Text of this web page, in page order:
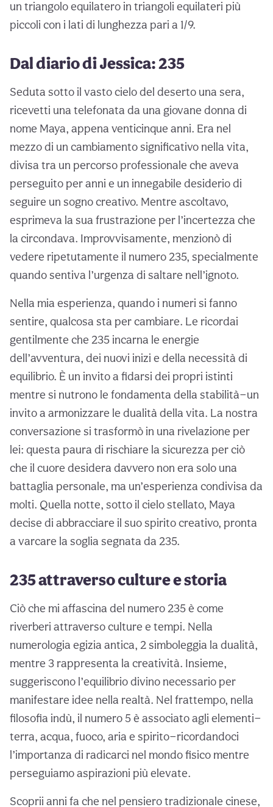
un triangolo equilatero in triangoli equilateri più
piccoli con i lati di lunghezza pari a 1/9.
Dal diario di Jessica: 235
Seduta sotto il vasto cielo del deserto una sera,
ricevetti una telefonata da una giovane donna di
nome Maya, appena venticinque anni. Era nel
mezzo di un cambiamento significativo nella vita,
divisa tra un percorso professionale che aveva
perseguito per anni e un innegabile desiderio di
seguire un sogno creativo. Mentre ascoltavo,
esprimeva la sua frustrazione per l’incertezza che
la circondava. Improvvisamente, menzionò di
vedere ripetutamente il numero 235, specialmente
quando sentiva l’urgenza di saltare nell’ignoto.
Nella mia esperienza, quando i numeri si fanno
sentire, qualcosa sta per cambiare. Le ricordai
gentilmente che 235 incarna le energie
dell’avventura, dei nuovi inizi e della necessità di
equilibrio. È un invito a fidarsi dei propri istinti
mentre si nutrono le fondamenta della stabilità—un
invito a armonizzare le dualità della vita. La nostra
conversazione si trasformò in una rivelazione per
lei: questa paura di rischiare la sicurezza per ciò
che il cuore desidera davvero non era solo una
battaglia personale, ma un’esperienza condivisa da
molti. Quella notte, sotto il cielo stellato, Maya
decise di abbracciare il suo spirito creativo, pronta
a varcare la soglia segnata da 235.
235 attraverso culture e storia
Ciò che mi affascina del numero 235 è come
riverberi attraverso culture e tempi. Nella
numerologia egizia antica, 2 simboleggia la dualità,
mentre 3 rappresenta la creatività. Insieme,
suggeriscono l’equilibrio divino necessario per
manifestare idee nella realtà. Nel frattempo, nella
filosofia indù, il numero 5 è associato agli elementi—
terra, acqua, fuoco, aria e spirito—ricordandoci
l’importanza di radicarci nel mondo fisico mentre
perseguiamo aspirazioni più elevate.
Scoprii anni fa che nel pensiero tradizionale cinese,